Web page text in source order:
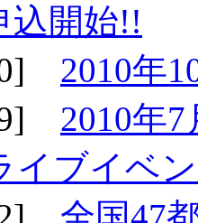
込開始!!
2010年
2010年
イブイベ